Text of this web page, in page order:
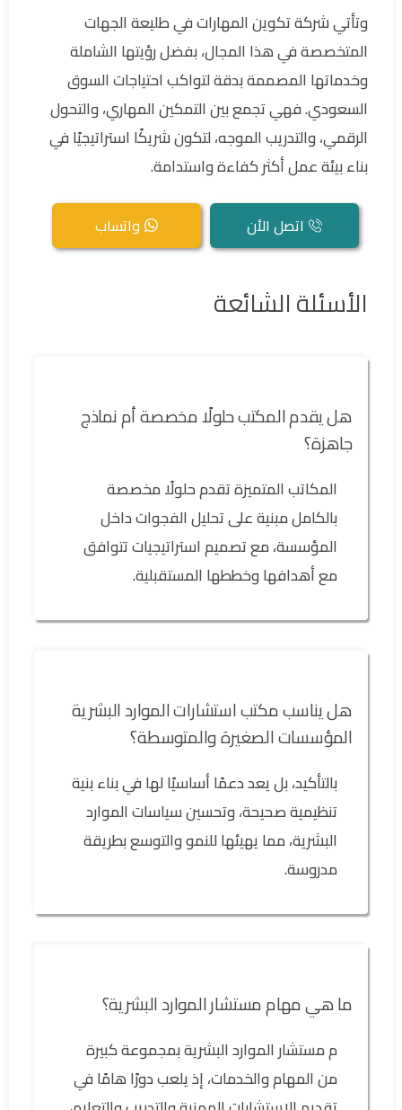
وتأتي شركة تكوين المهارات في طليعة الجهات
المتخصصة في هذا المجال، بفضل رؤيتها الشاملة
وخدماتها المصممة بدقة لتواكب احتياجات السوق
السعودي. فهي تجمع بين التمكين المهاري، والتحول
الرقمي، والتدريب الموجه، لتكون شريكًا استراتيجيًا في
بناء بيئة عمل أكثر كفاءة واستدامة.
اتصل الأن واتساب
الأسئلة الشائعة
هل يقدم المكتب حلولًا مخصصة أم نماذج
جاهزة؟
المكاتب المتميزة تقدم حلولًا مخصصة
بالكامل مبنية على تحليل الفجوات داخل
المؤسسة، مع تصميم استراتيجيات تتوافق
مع أهدافها وخططها المستقبلية.
هل يناسب مكتب استشارات الموارد البشرية
المؤسسات الصغيرة والمتوسطة؟
بالتأكيد، بل يعد دعمًا أساسيًا لها في بناء بنية
تنظيمية صحيحة، وتحسين سياسات الموارد
البشرية، مما يهيئها للنمو والتوسع بطريقة
مدروسة.
ما هي مهام مستشار الموارد البشرية؟
م مستشار الموارد البشرية بمجموعة كبيرة
من المهام والخدمات، إذ يلعب دورًا هامًا في